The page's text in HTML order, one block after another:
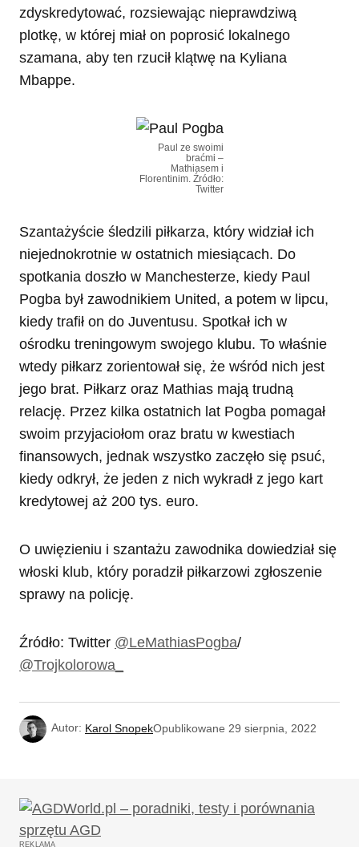
zdyskredytować, rozsiewając nieprawdziwą
plotkę, w której miał on poprosić lokalnego
szamana, aby ten rzucił klątwę na Kyliana
Mbappe.
Paul ze swoimi
braćmi –
Mathiasem i
Florentinim. Źródło:
Twitter
Szantażyście śledzili piłkarza, który widział ich
niejednokrotnie w ostatnich miesiącach. Do
spotkania doszło w Manchesterze, kiedy Paul
Pogba był zawodnikiem United, a potem w lipcu,
kiedy trafił on do Juventusu. Spotkał ich w
ośrodku treningowym swojego klubu. To właśnie
wtedy piłkarz zorientował się, że wśród nich jest
jego brat. Piłkarz oraz Mathias mają trudną
relację. Przez kilka ostatnich lat Pogba pomagał
swoim przyjaciołom oraz bratu w kwestiach
finansowych, jednak wszystko zaczęło się psuć,
kiedy odkrył, że jeden z nich wykradł z jego kart
kredytowej aż 200 tys. euro.
O uwięzieniu i szantażu zawodnika dowiedział się
włoski klub, który poradził piłkarzowi zgłoszenie
sprawy na policję.
Źródło: Twitter @LeMathiasPogba/
@Trojkolorowa_
Autor: Karol SnopekOpublikowane 29 sierpnia, 2022
REKLAMA